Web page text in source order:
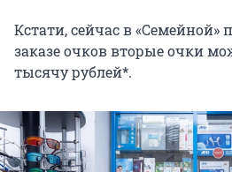
Кстати, сейчас в «Семейной»
заказе очков вторые очки
тысячу рублей*.